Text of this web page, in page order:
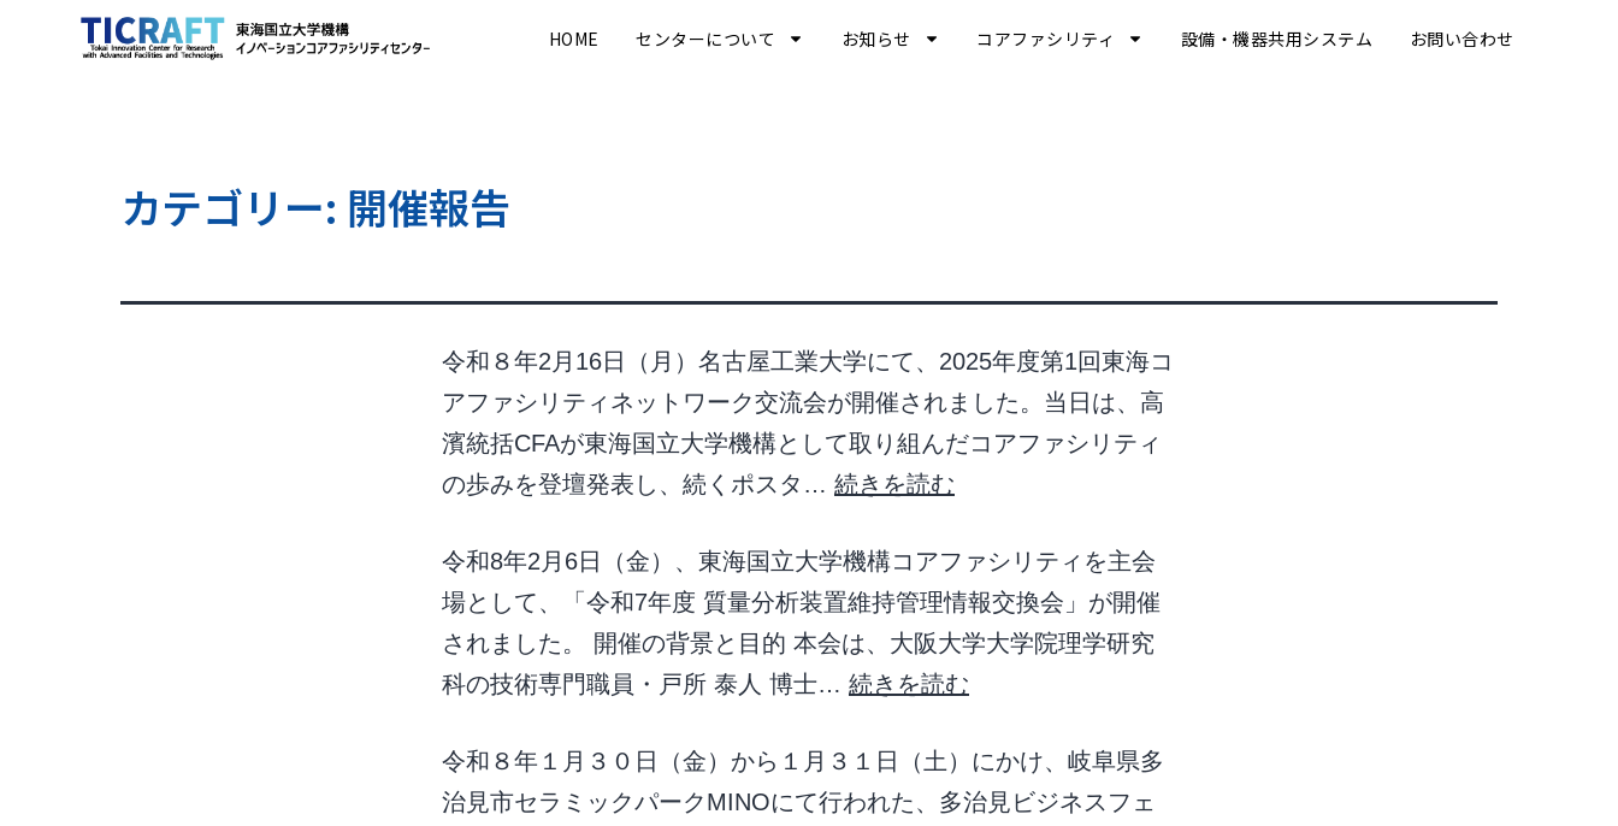
HOME センターについて お知らせ コアファシリティ 設備・機器共用システム お問い合わせ
カテゴリー: 開催報告
令和８年2月16日（月）名古屋工業大学にて、2025年度第1回東海コ
アファシリティネットワーク交流会が開催されました。当日は、高
濱統括CFAが東海国立大学機構として取り組んだコアファシリティ
の歩みを登壇発表し、続くポスタ… 続きを読む
令和8年2月6日（金）、東海国立大学機構コアファシリティを主会
場として、「令和7年度 質量分析装置維持管理情報交換会」が開催
されました。 開催の背景と目的 本会は、大阪大学大学院理学研究
科の技術専門職員・戸所 泰人 博士… 続きを読む
令和８年１月３０日（金）から１月３１日（土）にかけ、岐阜県多
治見市セラミックパークMINOにて行われた、多治見ビジネスフェ